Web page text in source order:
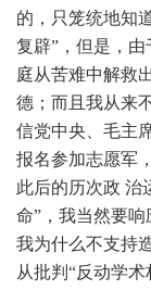
的，只笼统地知
复辟”，但是，
庭从苦难中解救
德；而且我从来
信党中央、毛主
报名参加志愿军
此后的历次政 治
命”，我当然要响
我为什么不支持
从批判“反动学